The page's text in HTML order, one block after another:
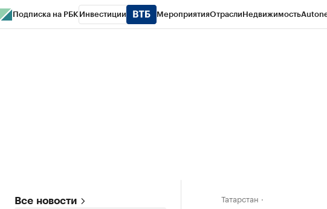
Подписка на РБК Инвестиции МероприятияОтраслиНедвижимость
Все новости Татарстан